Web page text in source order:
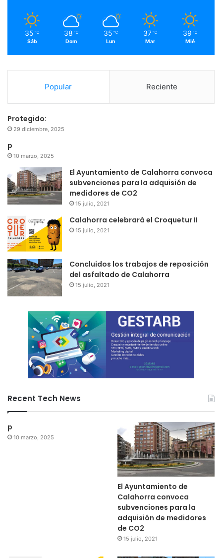
m
35 ℃
Sáb
38 ℃
Dom
35 ℃
Lun
37 ℃
Mar
39 ℃
Mié
Popular Reciente
Protegido:
29 diciembre, 2025
p
10 marzo, 2025
El Ayuntamiento de Calahorra convoca
subvenciones para la adquisión de
medidores de CO2
15 julio, 2021
Calahorra celebrará el Croquetur II
15 julio, 2021
Concluidos los trabajos de reposición
del asfaltado de Calahorra
15 julio, 2021
Recent Tech News
p
10 marzo, 2025
El Ayuntamiento de
Calahorra convoca
subvenciones para la
adquisión de medidores
de CO2
15 julio, 2021